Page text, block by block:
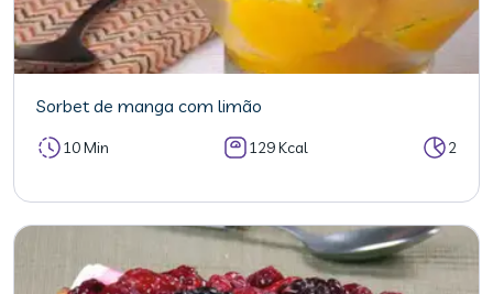
Sorbet de manga com limão
10 Min 129 Kcal 2